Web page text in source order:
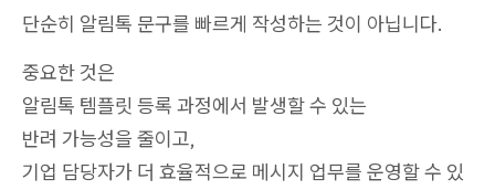
단순히 알림톡 문구를 빠르게 작성하는 것이 아닙니다.
중요한 것은
알림톡 템플릿 등록 과정에서 발생할 수 있는
반려 가능성을 줄이고,
기업 담당자가 더 효율적으로 메시지 업무를 운영할 수 있